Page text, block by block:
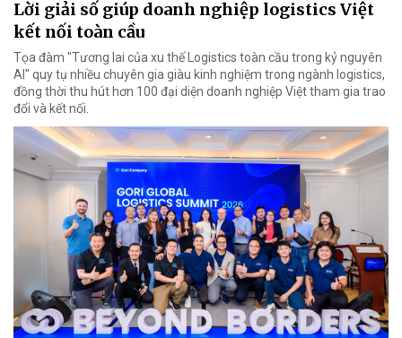
Lời giải số giúp doanh nghiệp logistics Việt
kết nối toàn cầu
Tọa đàm "Tương lai của xu thế Logistics toàn cầu trong kỷ nguyên
AI" quy tụ nhiều chuyên gia giàu kinh nghiệm trong ngành logistics,
đồng thời thu hút hơn 100 đại diện doanh nghiệp Việt tham gia trao
đổi và kết nối.